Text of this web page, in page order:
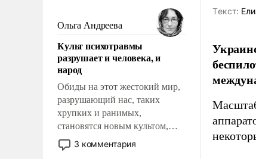
Ольга Андреева
Культ психотравмы
разрушает и человека, и
народ
Обиды на этот жестокий мир,
разрушающий нас, таких
хрупких и ранимых,
становятся новым культом,
постепенно вытесняя и
отменяя традиционное
3 комментария
Tекст: